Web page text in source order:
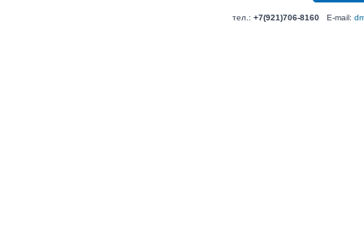
тел.: +7(921)706-8160E-mail: